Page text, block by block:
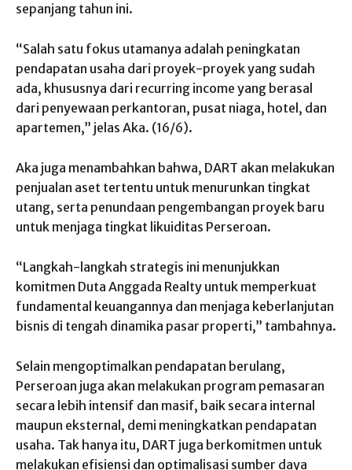
sepanjang tahun ini.
“Salah satu fokus utamanya adalah peningkatan
pendapatan usaha dari proyek-proyek yang sudah
ada, khususnya dari recurring income yang berasal
dari penyewaan perkantoran, pusat niaga, hotel, dan
apartemen,” jelas Aka. (16/6).
Aka juga menambahkan bahwa, DART akan melakukan
penjualan aset tertentu untuk menurunkan tingkat
utang, serta penundaan pengembangan proyek baru
untuk menjaga tingkat likuiditas Perseroan.
“Langkah-langkah strategis ini menunjukkan
komitmen Duta Anggada Realty untuk memperkuat
fundamental keuangannya dan menjaga keberlanjutan
bisnis di tengah dinamika pasar properti,” tambahnya.
Selain mengoptimalkan pendapatan berulang,
Perseroan juga akan melakukan program pemasaran
secara lebih intensif dan masif, baik secara internal
maupun eksternal, demi meningkatkan pendapatan
usaha. Tak hanya itu, DART juga berkomitmen untuk
melakukan efisiensi dan optimalisasi sumber daya